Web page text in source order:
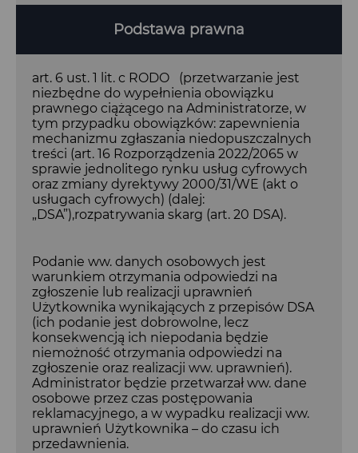
Podstawa prawna
art. 6 ust. 1 lit. c RODO (przetwarzanie jest
niezbędne do wypełnienia obowiązku
prawnego ciążącego na Administratorze, w
tym przypadku obowiązków: zapewnienia
mechanizmu zgłaszania niedopuszczalnych
treści (art. 16 Rozporządzenia 2022/2065 w
sprawie jednolitego rynku usług cyfrowych
oraz zmiany dyrektywy 2000/31/WE (akt o
usługach cyfrowych) (dalej:
„DSA”),rozpatrywania skarg (art. 20 DSA).
Podanie ww. danych osobowych jest
warunkiem otrzymania odpowiedzi na
zgłoszenie lub realizacji uprawnień
Użytkownika wynikających z przepisów DSA
(ich podanie jest dobrowolne, lecz
konsekwencją ich niepodania będzie
niemożność otrzymania odpowiedzi na
zgłoszenie oraz realizacji ww. uprawnień).
Administrator będzie przetwarzał ww. dane
osobowe przez czas postępowania
reklamacyjnego, a w wypadku realizacji ww.
uprawnień Użytkownika – do czasu ich
przedawnienia.